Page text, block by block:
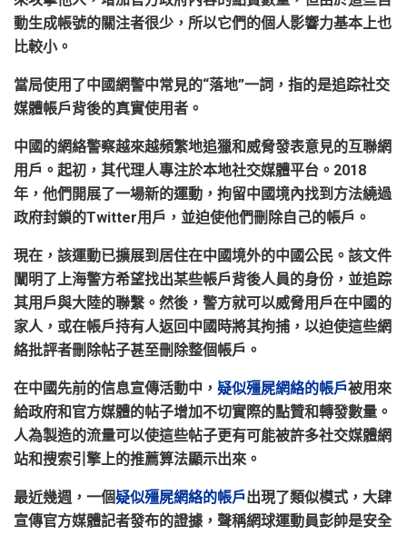
動生成帳號的關注者很少，所以它們的個人影響力基本上也
比較小。
當局使用了中國網警中常見的“落地”一詞，指的是追踪社交
媒體帳戶背後的真實使用者 。
中國的網絡警察越來越頻繁地追獵和威脅發表意見的互聯網
用戶。起初，其代理人專注於本地社交媒體平台。 2018
年，他們開展了一場新的運動，拘留中國境內找到方法繞過
政府封鎖的Twitter用戶，並迫使他們刪除自己的帳戶。
現在，該運動已擴展到居住在中國境外的中國公民。該文件
闡明了上海警方希望找出某些帳戶背後人員的身份，並追踪
其用戶與大陸的聯繫。然後，警方就可以威脅用戶在中國的
家人，或在帳戶持有人返回中國時將其拘捕，以迫使這些網
絡批評者刪除帖子甚至刪除整個帳戶。
在中國先前的信息宣傳活動中， 疑似殭屍網絡的帳戶被用來
給政府和官方媒體的帖子增加不切實際的點贊和轉發數量。
人為製造的流量可以使這些帖子更有可能被許多社交媒體網
站和搜索引擎上的推薦算法顯示出來。
最近幾週，一個疑似殭屍網絡的帳戶出現了類似模式，大肆
宣傳官方媒體記者發布的證據，聲稱網球運動員彭帥是安全